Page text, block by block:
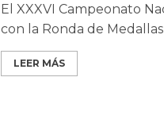
El XXXVI Campeonato
con la Ronda de
LEER MÁS